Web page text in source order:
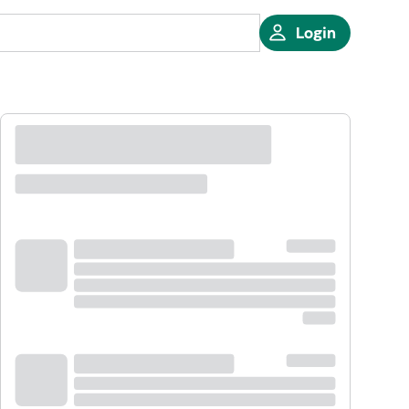
Login